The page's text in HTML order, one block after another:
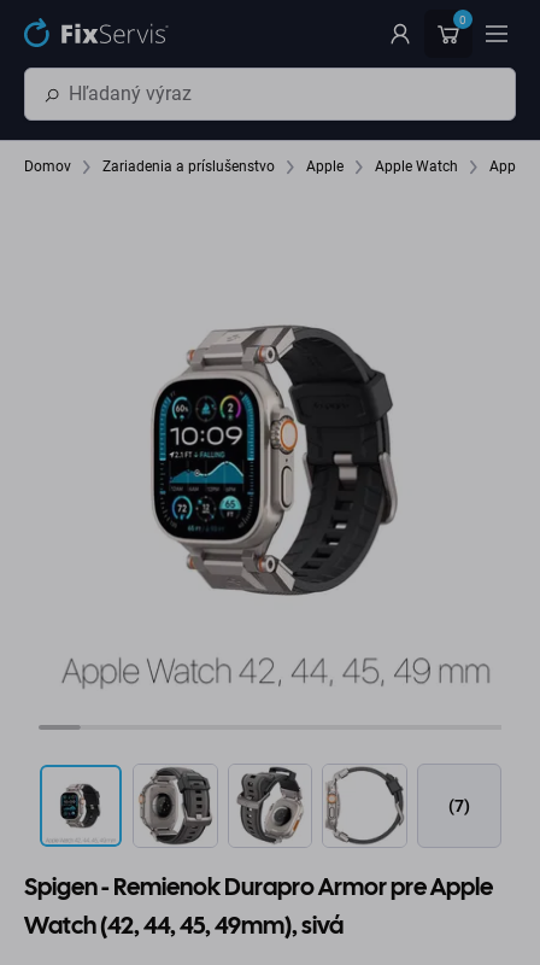
Preskočiť na hlavný obsah 0
Domov Zariadenia a príslušenstvo Apple Apple Watch Apple
(7)
Spigen - Remienok Durapro Armor pre Apple
Watch (42, 44, 45, 49mm), sivá